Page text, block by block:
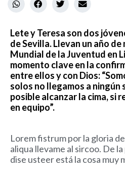
Lete y Teresa son dos
de Sevilla. Llevan un año
Mundial de la Juventud en
momento clave en la
entre ellos y con Dios:
solos no llegamos a ningún
posible alcanzar la cima, si
en equipo”.
Lorem fistrum por la gloria
aliqua llevame al sircoo. De
dise usteer está la cosa muy